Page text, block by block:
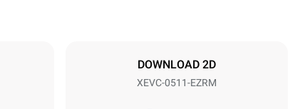
DOWNLOAD 2D
XEVC-0511-EZRM